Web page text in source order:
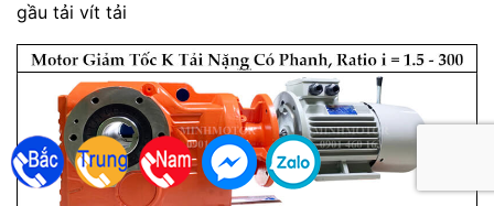
gầu tải vít tải